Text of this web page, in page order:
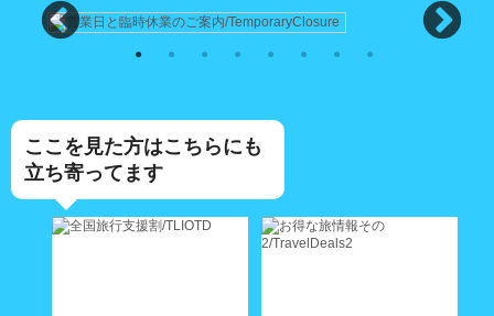
ここを見た方はこちらにも
立ち寄ってます